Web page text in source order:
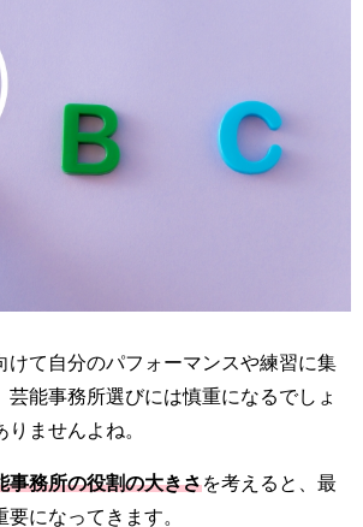
けて自分のパフォーマンスや練習に集
芸能事務所選びには慎重になるでしょ
ませんよね。
事務所の役割の大きさを考えると、最
になってきます。